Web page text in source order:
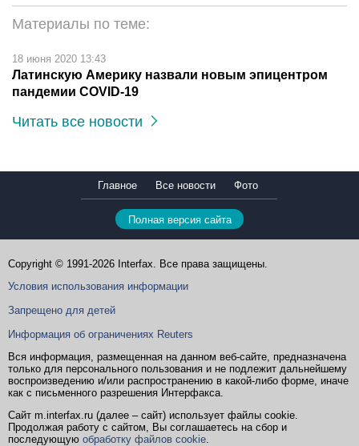
Материалы по теме:
18 июня 2020 13:43
Латинскую Америку назвали новым эпицентром
пандемии COVID-19
Читать все новости
Главное Все новости Фото
Полная версия сайта
Copyright © 1991-2026 Interfax. Все права защищены.
Условия использования информации
Запрещено для детей
Информация об ограничениях Reuters
Вся информация, размещенная на данном веб-сайте, предназначена
только для персонального пользования и не подлежит дальнейшему
воспроизведению и/или распространению в какой-либо форме, иначе
как с письменного разрешения Интерфакса.
Сайт m.interfax.ru (далее – сайт) использует файлы cookie.
Продолжая работу с сайтом, Вы соглашаетесь на сбор и
последующую обработку файлов cookie.